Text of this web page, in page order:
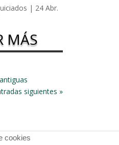
| 24 Abr.
MÁS
siguientes »
cookies